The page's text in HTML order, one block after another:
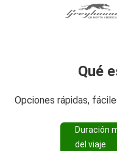
Qué
Opciones rápidas,
Duración
del viaje